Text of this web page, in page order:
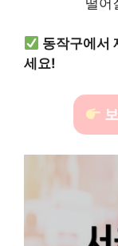
동작구에서
세요!